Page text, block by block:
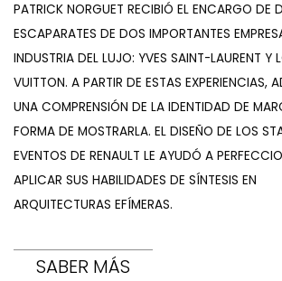
PATRICK NORGUET RECIBIÓ EL ENCARGO DE
ESCAPARATES DE DOS IMPORTANTES
INDUSTRIA DEL LUJO: YVES SAINT-LAURENT Y
VUITTON. A PARTIR DE ESTAS EXPERIENCIAS,
UNA COMPRENSIÓN DE LA IDENTIDAD DE
FORMA DE MOSTRARLA. EL DISEÑO DE LOS
EVENTOS DE RENAULT LE AYUDÓ A
APLICAR SUS HABILIDADES DE SÍNTESIS EN
ARQUITECTURAS EFÍMERAS.
SABER MÁS